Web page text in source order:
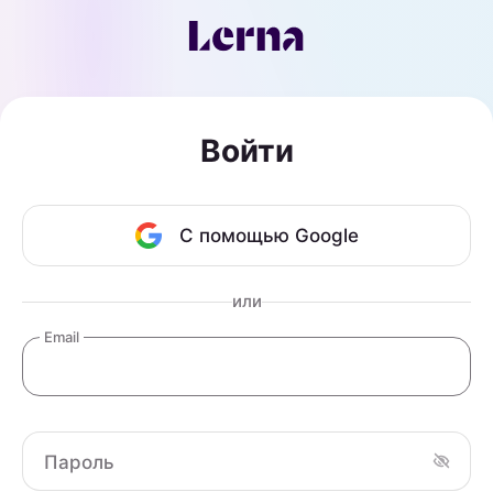
Войти
С помощью Google
или
Email
Пароль